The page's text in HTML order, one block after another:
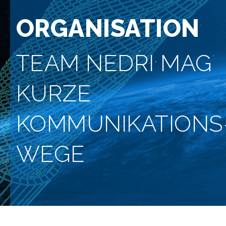
ORGANISATION
TEAM NEDRI MAG
KURZE
WEGE